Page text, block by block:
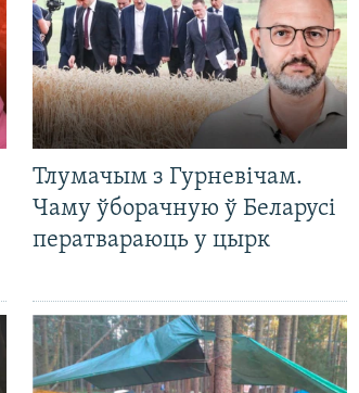
Тлумачым з Гурневічам.
Чаму ўборачную ў Беларусі
ператвараюць у цырк